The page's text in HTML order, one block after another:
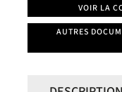
VOIR LA
AUTRES